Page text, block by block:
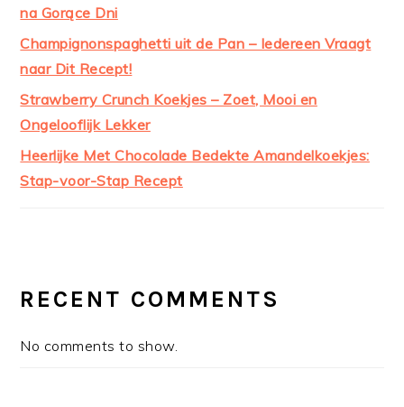
na Gorące Dni
Champignonspaghetti uit de Pan – Iedereen Vraagt
naar Dit Recept!
Strawberry Crunch Koekjes – Zoet, Mooi en
Ongelooflijk Lekker
Heerlijke Met Chocolade Bedekte Amandelkoekjes:
Stap-voor-Stap Recept
RECENT COMMENTS
No comments to show.